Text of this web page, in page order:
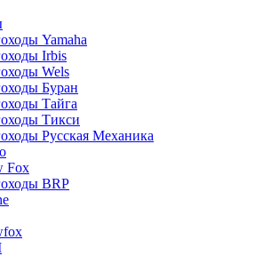
Yamaha
Irbis
Wels
Буран
Тайга
Тикси
Русская Механика
Fox
BRP